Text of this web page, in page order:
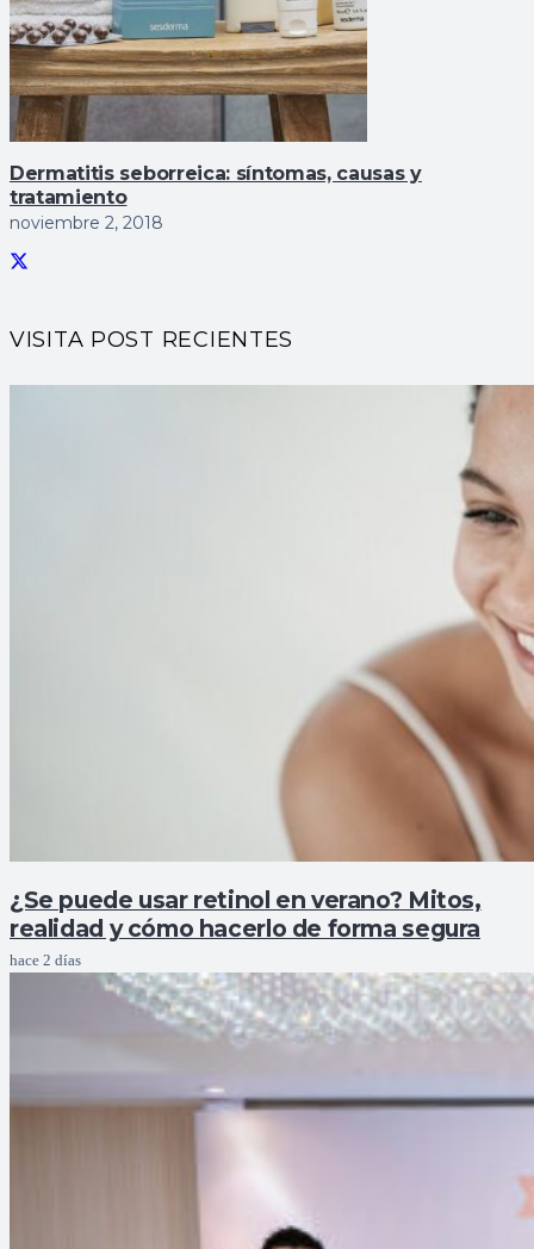
Dermatitis seborreica: sí­ntomas, causas y
tratamiento
noviembre 2, 2018
VISITA POST RECIENTES
¿Se puede usar retinol en verano? Mitos,
realidad y cómo hacerlo de forma segura
hace 2 días